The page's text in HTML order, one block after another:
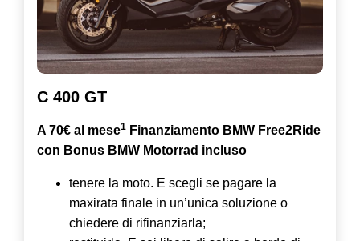
C 400 GT
A 70€ al mese1 Finanziamento BMW Free2Ride
con Bonus BMW Motorrad incluso
tenere la moto. E scegli se pagare la
maxirata finale in un’unica soluzione o
chiedere di rifinanziarla;